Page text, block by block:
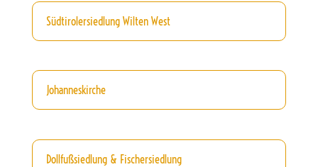
Südtirolersiedlung Wilten West
Johanneskirche
Dollfußsiedlung & Fischersiedlung